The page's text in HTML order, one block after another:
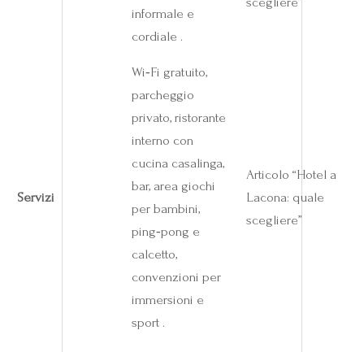
informale e
cordiale .
Servizi
Wi‑Fi gratuito,
parcheggio
privato, ristorante
interno con
cucina casalinga,
bar, area giochi
per bambini,
ping‑pong e
calcetto,
convenzioni per
immersioni e
sport .
Articolo “Hotel a
Lacona: quale
scegliere”